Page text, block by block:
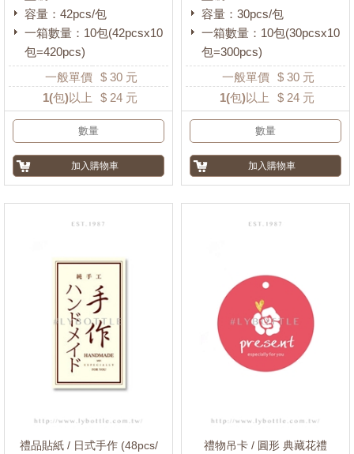
容量：42pcs/包
一箱數量：10包(42pcsx10
包=420pcs)
一般單價 $ 30 元
1(包)以上 $ 24 元
容量：30pcs/包
一箱數量：10包(30pcsx10
包=300pcs)
一般單價 $ 30 元
1(包)以上 $ 24 元
禮品貼紙 / 日式手作 (48pcs/
禮物吊卡 / 圓形 典藏花禮